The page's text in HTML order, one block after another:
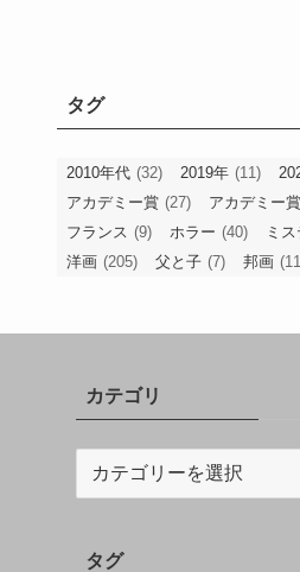
タグ
2010年代 (32) 2019年 (11)
アカデミー賞 (27) アカデミー
フランス (9) ホラー (40) ミ
洋画 (205) 父と子 (7) 邦画
カテゴリ
リタグ